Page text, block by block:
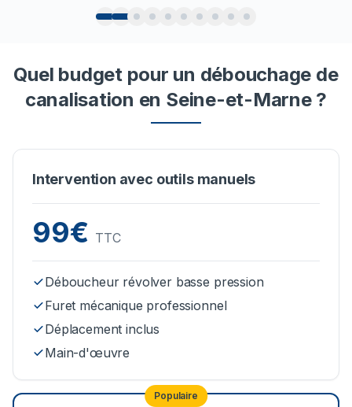
Quel budget pour un débouchage de
canalisation en Seine-et-Marne ?
Intervention avec outils manuels
99€ TTC
Déboucheur révolver basse pression
Furet mécanique professionnel
Déplacement inclus
Main-d'œuvre
Populaire